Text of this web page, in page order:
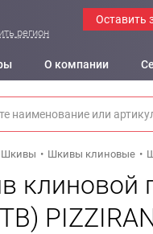
регион
Оставить
О компании
Шкивы Шкивы клиновые
клиновой